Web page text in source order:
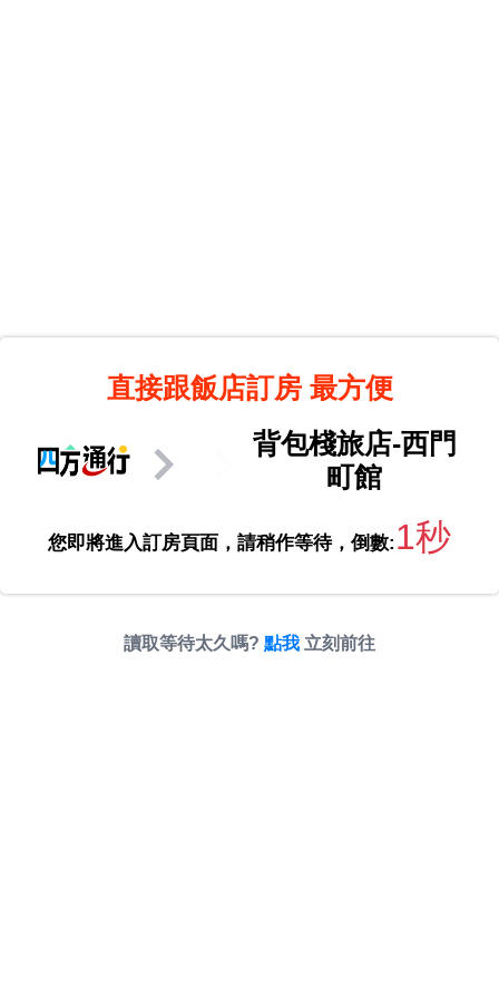
直接跟飯店訂房 最方便
背包棧旅店-西門
町館
您即將進入訂房頁面，請稍作等待，倒數: 1秒
讀取等待太久嗎? 點我 立刻前往